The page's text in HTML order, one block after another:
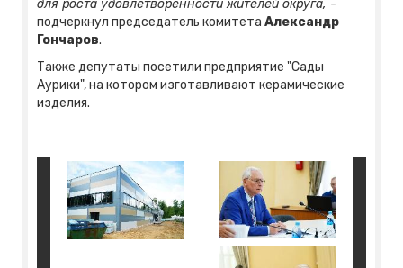
для роста удовлетворённости жителей округа, -
подчеркнул председатель комитета Александр
Гончаров.
Также депутаты посетили предприятие "Сады
Аурики", на котором изготавливают керамические
изделия.